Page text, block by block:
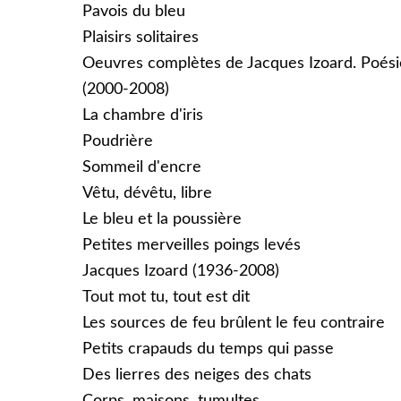
Pavois du bleu
Plaisirs solitaires
Oeuvres complètes de Jacques Izoard.
(2000-2008)
La chambre d'iris
Poudrière
Sommeil d'encre
Vêtu, dévêtu, libre
Le bleu et la poussière
Petites merveilles poings levés
Jacques Izoard (1936-2008)
Tout mot tu, tout est dit
Les sources de feu brûlent le feu contraire
Petits crapauds du temps qui passe
Des lierres des neiges des chats